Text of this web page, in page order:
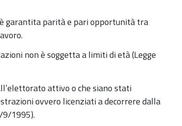
garantita parità e pari opportunità tra
non è soggetta a limiti di età (Legge
attivo o che siano stati
ovvero licenziati a decorrere dalla
9/1995).